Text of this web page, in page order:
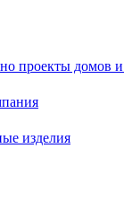
проекты домов
изделия